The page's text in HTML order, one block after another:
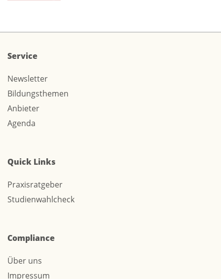
Service
Newsletter
Bildungsthemen
Anbieter
Agenda
Quick Links
Praxisratgeber
Studienwahlcheck
Compliance
Über uns
Impressum